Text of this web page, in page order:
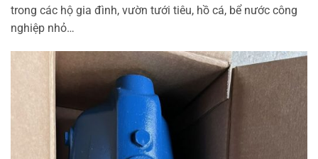
trong các hộ gia đình, vườn tưới tiêu, hồ cá, bể nước công
nghiệp nhỏ…